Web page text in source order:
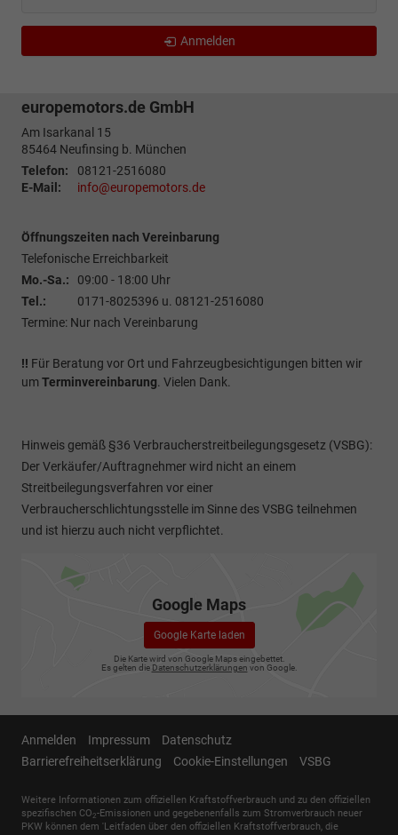
Anmelden
europemotors.de GmbH
Am Isarkanal 15
85464 Neufinsing b. München
Telefon:
08121-2516080
E-Mail:
info@europemotors.de
Öffnungszeiten nach Vereinbarung
Telefonische Erreichbarkeit
Mo.-Sa.:
09:00 - 18:00 Uhr
Tel.:
0171-8025396 u. 08121-2516080
Termine: Nur nach Vereinbarung
!! Für Beratung vor Ort und Fahrzeugbesichtigungen bitten wir
umTerminvereinbarung. Vielen Dank.
Hinweis gemäß §36 Verbraucherstreitbeilegungsgesetz (VSBG):
Der Verkäufer/Auftragnehmer wird nicht an einem
Streitbeilegungsverfahren vor einer
Verbraucherschlichtungsstelle im Sinne des VSBG teilnehmen
und ist hierzu auch nicht verpflichtet.
Google Maps
Google Karte laden
Die Karte wird von Google Maps eingebettet.
Es gelten die Datenschutzerklärungen von Google.
Anmelden Impressum
Datenschutz
Barrierefreiheitserklärung
Cookie-Einstellungen VSBG
Weitere Informationen zum offiziellen Kraftstoffverbrauch und zu den offiziellen
spezifischen CO2-Emissionen und gegebenenfalls zum Stromverbrauch neuer
PKW können dem 'Leitfaden über den offiziellen Kraftstoffverbrauch, die